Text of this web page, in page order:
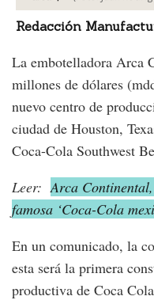
Redacción
La embotelladora Arca
millones de dólares
nuevo centro de
ciudad de Houston,
Coca-Cola Southwest
Leer: Arca
famosa ‘Coca-Cola
En un comunicado, la
esta será la primera
productiva de Coca